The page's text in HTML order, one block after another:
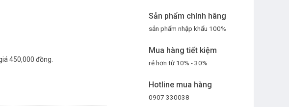
Sản phẩm chính hãng
sản phẩm nhập khẩu 100%
Mua hàng tiết kiệm
rẻ hơn từ 10% - 30%
Hotline mua hàng
0907 330038
450,000 đồng.